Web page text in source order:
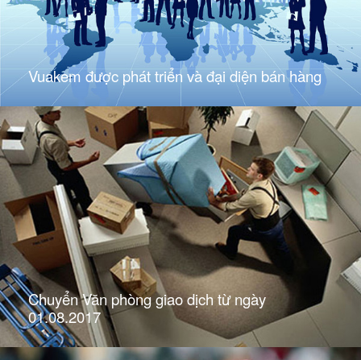
Vuakem được phát triển và đại diện bán hàng
Chuyển Văn phòng giao dịch từ ngày
01.08.2017